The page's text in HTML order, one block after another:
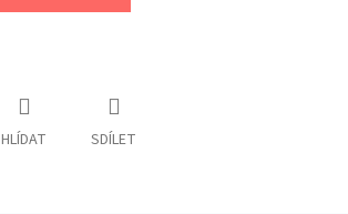
HLÍDAT SDÍLET